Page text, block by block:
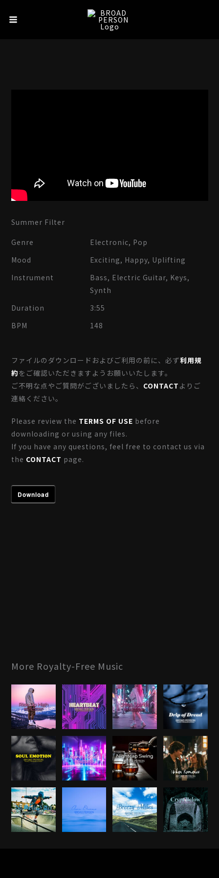
Menu
Summer Filter
Genre
Electronic, Pop
Mood
Exciting, Happy, Uplifting
Instrument
Bass, Electric Guitar, Keys,
Synth
Duration
3:55
BPM
148
ファイルのダウンロードおよびご利用の前に、必ず利用規
約をご確認いただきますようお願いいたします。
ご不明な点やご質問がございましたら、 CONTACT よりご
連絡ください。
Please review the TERMS OF USE before
downloading or using any files.
If you have any questions, feel free to contact us via
the CONTACT page.
Download
More Royalty-Free Music